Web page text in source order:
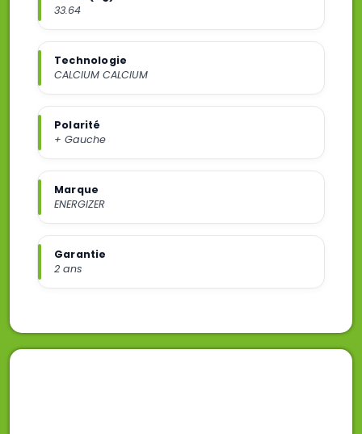
33.64
Technologie
CALCIUM CALCIUM
Polarité
+ Gauche
Marque
ENERGIZER
Garantie
2 ans